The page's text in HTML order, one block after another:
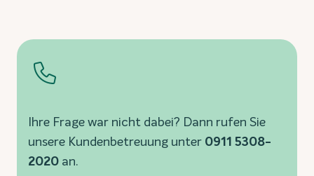
Ihre Frage war nicht dabei? Dann rufen Sie
unsere Kundenbetreuung unter 0911 5308-
2020 an.